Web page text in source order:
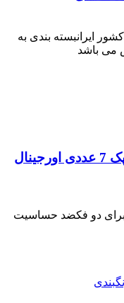
20 عددیتولید کشور ایرانبسته بندی به
می باشد
نوار سفید کننده دندان 3D WHIT پک 7 عددی اورجینال
لحظه7 عددیمناسب برای دو فکضد حساسیت